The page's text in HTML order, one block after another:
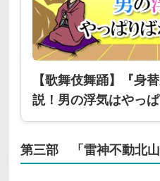
【歌舞伎舞踊】『身
説！男の浮気はやっ
第三部 「雷神不動北山